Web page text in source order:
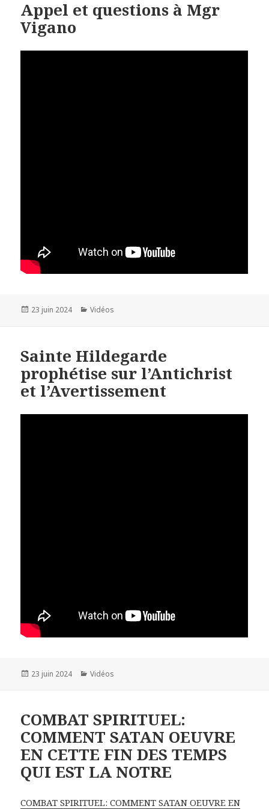
Appel et questions à Mgr
Vigano
Publié
23 juin 2024 Catégories
Vidéos
Sainte Hildegarde
prophétise sur l’Antichrist
et l’Avertissement
Publié
23 juin 2024 Catégories
Vidéos
COMBAT SPIRITUEL:
COMMENT SATAN OEUVRE
EN CETTE FIN DES TEMPS
QUI EST LA NOTRE
COMBAT SPIRITUEL: COMMENT SATAN OEUVRE EN